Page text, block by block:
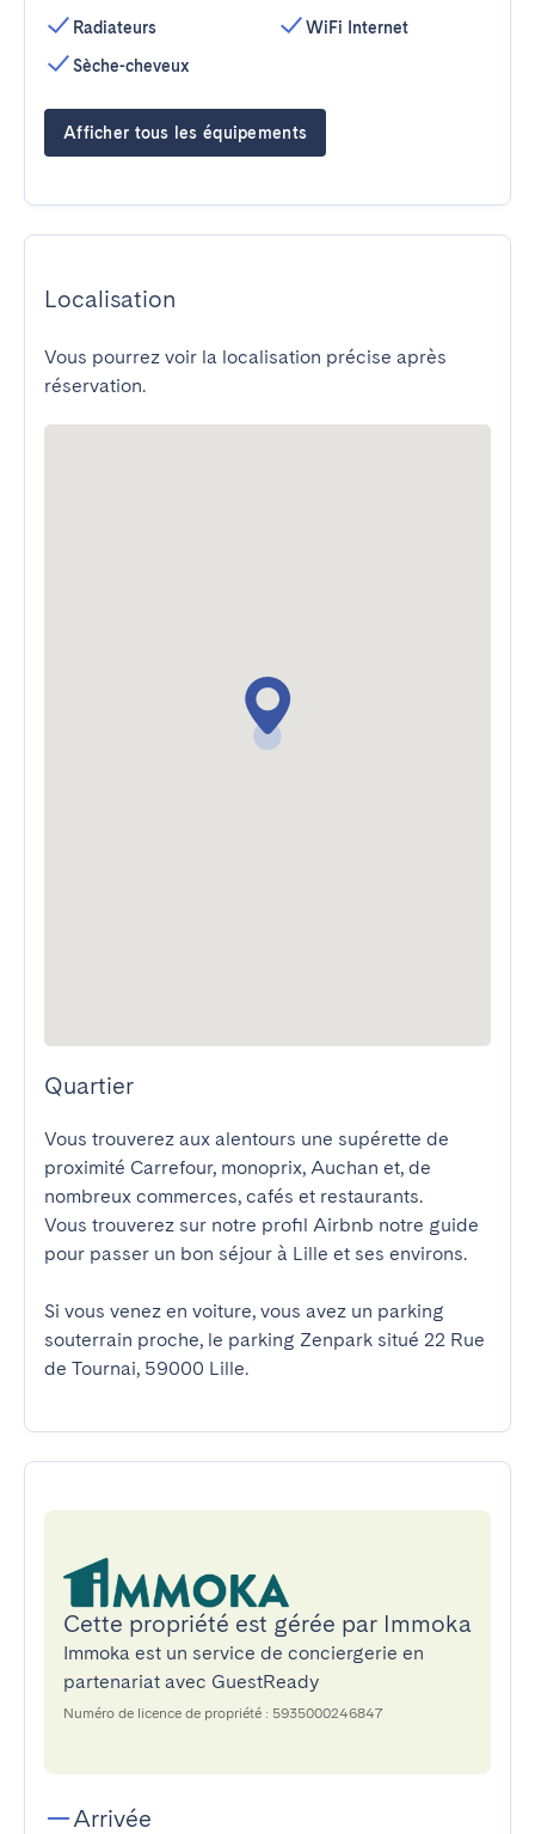
Radiateurs
Sèche-cheveux
WiFi Internet
Afficher tous les équipements
Localisation
Vous pourrez voir la localisation précise après
réservation.
Quartier
Vous trouverez aux alentours une supérette de
proximité Carrefour, monoprix, Auchan et, de
nombreux commerces, cafés et restaurants.
Vous trouverez sur notre profil Airbnb notre guide
pour passer un bon séjour à Lille et ses environs.
Si vous venez en voiture, vous avez un parking
souterrain proche, le parking Zenpark situé 22 Rue
de Tournai, 59000 Lille.
Cette propriété est gérée par Immoka
Immoka est un service de conciergerie en
partenariat avec GuestReady
Numéro de licence de propriété : 5935000246847
Arrivée